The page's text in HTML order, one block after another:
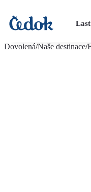
Dovolená/Naše destinace/